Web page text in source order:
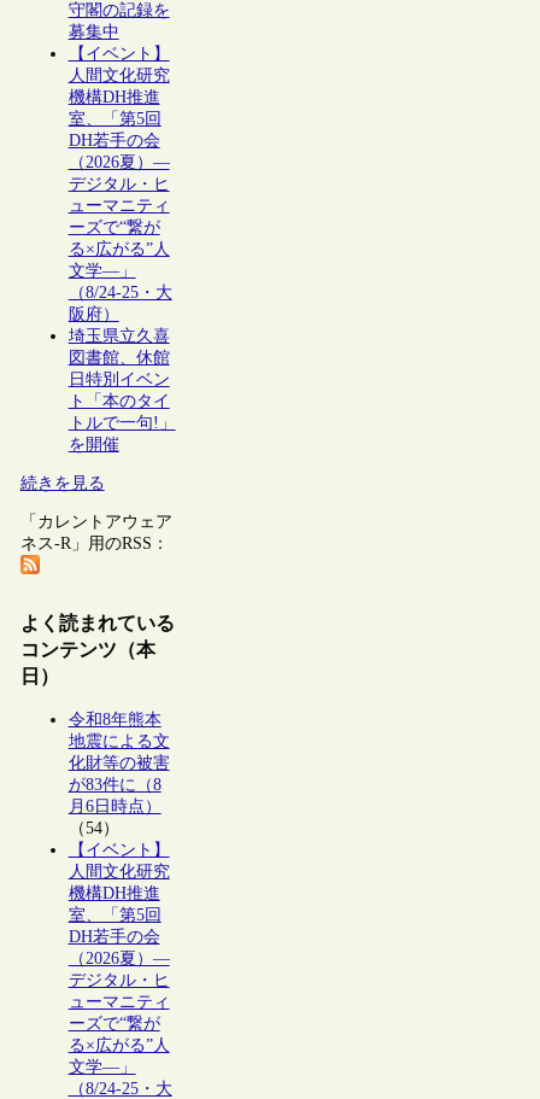
守閣の記録を
募集中
【イベント】
人間文化研究
機構DH推進
室、「第5回
DH若手の会
（2026夏）―
デジタル・ヒ
ューマニティ
ーズで“繋が
る×広がる”人
文学―」
（8/24-25・大
阪府）
埼玉県立久喜
図書館、休館
日特別イベン
ト「本のタイ
トルで一句!」
を開催
続きを見る
「カレントアウェア
ネス-R」用のRSS：
よく読まれている
コンテンツ（本
日）
令和8年熊本
地震による文
化財等の被害
が83件に（8
月6日時点）
（54）
【イベント】
人間文化研究
機構DH推進
室、「第5回
DH若手の会
（2026夏）―
デジタル・ヒ
ューマニティ
ーズで“繋が
る×広がる”人
文学―」
（8/24-25・大